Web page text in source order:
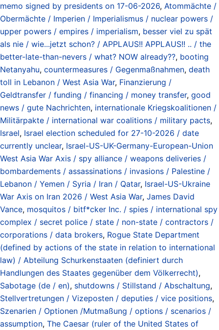
memo signed by presidents on 17-06-2026, Atommächte /
Obermächte / Imperien / Imperialismus / nuclear powers /
upper powers / empires / imperialism, besser viel zu spät
als nie / wie...jetzt schon? / APPLAUS!! APPLAUS!! .. / the
better-late-than-nevers / what? NOW already??, booting
Netanyahu, countermeasures / Gegenmaßnahmen, death
toll in Lebanon / West Asia War, Finanzierung /
Geldtransfer / funding / financing / money transfer, good
news / gute Nachrichten, internationale Kriegskoalitionen /
Militärpakte / international war coalitions / military pacts,
Israel, Israel election scheduled for 27-10-2026 / date
currently unclear, Israel-US-UK-Germany-European-Union
West Asia War Axis / spy alliance / weapons deliveries /
bombardements / assassinations / invasions / Palestine /
Lebanon / Yemen / Syria / Iran / Qatar, Israel-US-Ukraine
War Axis on Iran 2026 / West Asia War, James David
Vance, mosquitos / bitf*cker Inc. / spies / international spy
complex / secret police / state / non-state / contractors /
corporations / data brokers, Rogue State Department
(defined by actions of the state in relation to international
law) / Abteilung Schurkenstaaten (definiert durch
Handlungen des Staates gegenüber dem Völkerrecht),
Sabotage (de / en), shutdowns / Stillstand / Abschaltung,
Stellvertretungen / Vizeposten / deputies / vice positions,
Szenarien / Optionen /Mutmaßung / options / scenarios /
assumption, The Caesar (ruler of the United States of